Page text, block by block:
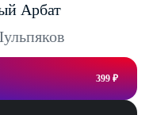
Арбат
399 ₽